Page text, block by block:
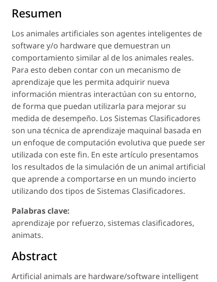
Resumen
Los animales artificiales son agentes inteligentes de
software y/o hardware que demuestran un
comportamiento similar al de los animales reales.
Para esto deben contar con un mecanismo de
aprendizaje que les permita adquirir nueva
información mientras interactúan con su entorno,
de forma que puedan utilizarla para mejorar su
medida de desempeño. Los Sistemas Clasificadores
son una técnica de aprendizaje maquinal basada en
un enfoque de computación evolutiva que puede ser
utilizada con este fin. En este artículo presentamos
los resultados de la simulación de un animal artificial
que aprende a comportarse en un mundo incierto
utilizando dos tipos de Sistemas Clasificadores.
Palabras clave:
aprendizaje por refuerzo, sistemas clasificadores,
animats.
Abstract
Artificial animals are hardware/software intelligent